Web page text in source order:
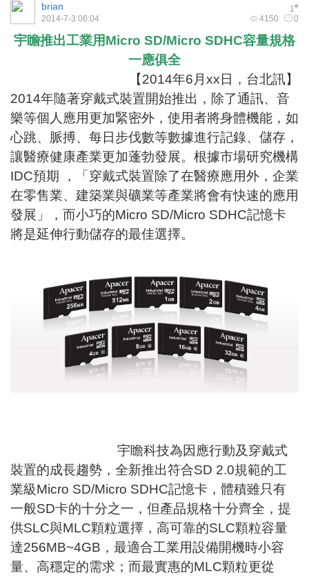
1#
brian
4150 0
2014-7-3 06:04
宇瞻推出工業用Micro SD/Micro SDHC容量規格
一應俱全
【2014年6月xx日，台北訊】
2014年隨著穿戴式裝置開始推出，除了通訊、音
樂等個人應用更加緊密外，使用者將身體機能，如
心跳、脈搏、每日步伐數等數據進行記錄、儲存，
讓醫療健康產業更加蓬勃發展。根據市場研究機構
IDC預期 ，「穿戴式裝置除了在醫療應用外，企業
在零售業、建築業與礦業等產業將會有快速的應用
發展」，而小巧的Micro SD/Micro SDHC記憶卡
將是延伸行動儲存的最佳選擇。
宇瞻科技為因應行動及穿戴式
裝置的成長趨勢，全新推出符合SD 2.0規範的工
業級Micro SD/Micro SDHC記憶卡，體積雖只有
一般SD卡的十分之一，但產品規格十分齊全，提
供SLC與MLC顆粒選擇，高可靠的SLC顆粒容量
達256MB~4GB，最適合工業用設備開機時小容
量、高穩定的需求；而最實惠的MLC顆粒更從